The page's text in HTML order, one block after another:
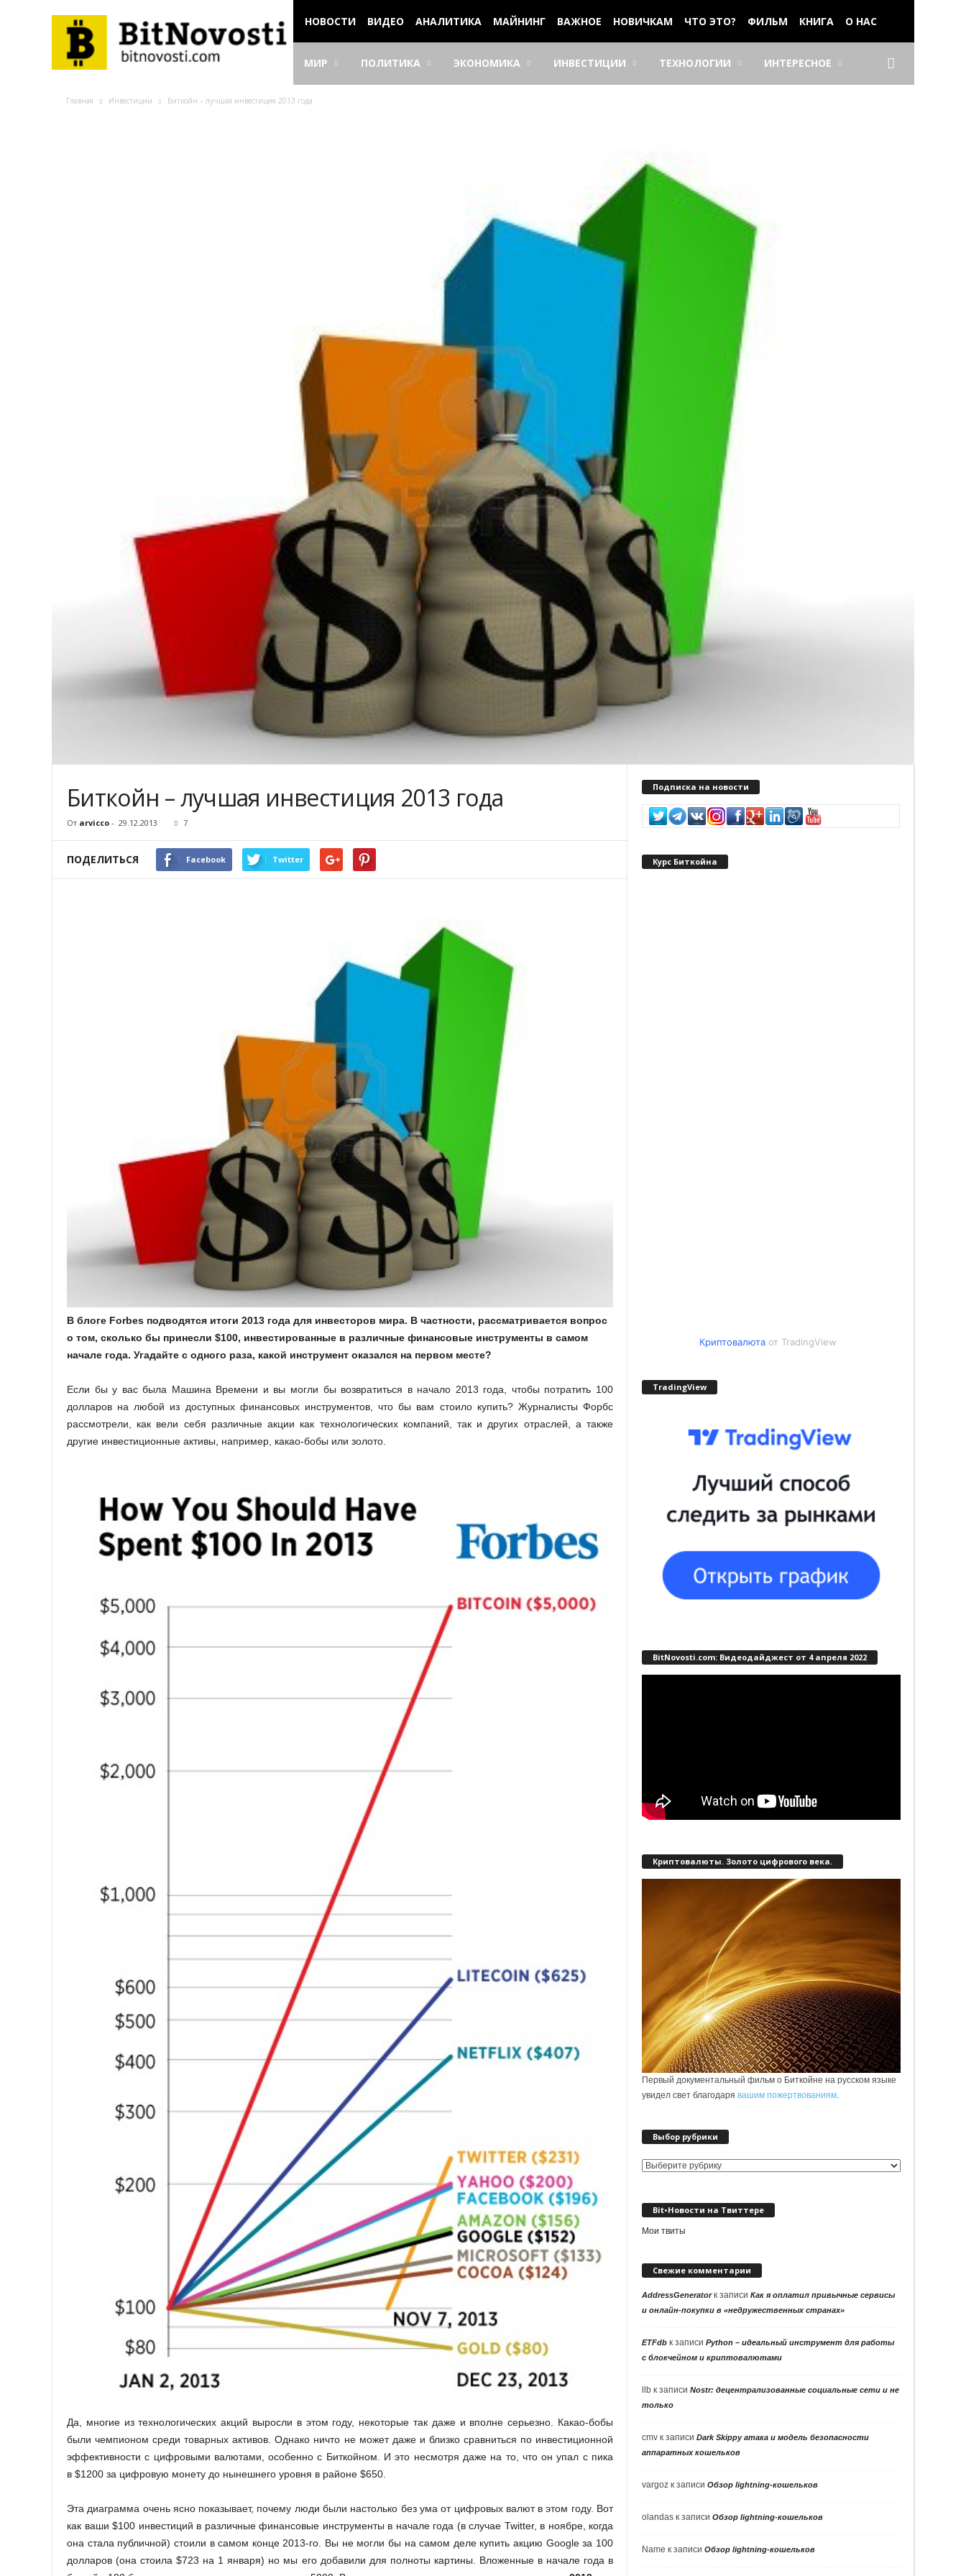
НОВОСТИ ВИДЕО АНАЛИТИКА МАЙНИНГ ВАЖНОЕ НОВИЧКАМ ЧТО ЭТО? ФИЛЬМ КНИГА О НАС
МИР ПОЛИТИКА ЭКОНОМИКА ИНВЕСТИЦИИ ТЕХНОЛОГИИ ИНТЕРЕСНОЕ
Главная Инвестиции Биткойн – лучшая инвестиция 2013 года
Биткойн – лучшая инвестиция 2013 года
От arvicco - 29.12.2013 7
ПОДЕЛИТЬСЯ Facebook Twitter
В блоге Forbes подводятся итоги 2013 года для инвесторов мира. В частности, рассматривается вопрос
о том, сколько бы принесли $100, инвестированные в различные финансовые инструменты в самом
начале года. Угадайте с одного раза, какой инструмент оказался на первом месте?
Если бы у вас была Машина Времени и вы могли бы возвратиться в начало 2013 года, чтобы потратить 100
долларов на любой из доступных финансовых инструментов, что бы вам стоило купить? Журналисты Форбс
рассмотрели, как вели себя различные акции как технологических компаний, так и других отраслей, а также
другие инвестиционные активы, например, какао-бобы или золото.
Да, многие из технологических акций выросли в этом году, некоторые так даже и вполне серьезно. Какао-бобы
были чемпионом среди товарных активов. Однако ничто не может даже и близко сравниться по инвестиционной
эффективности с цифровыми валютами, особенно с Биткойном. И это несмотря даже на то, что он упал с пика
в $1200 за цифровую монету до нынешнего уровня в районе $650.
Эта диаграмма очень ясно показывает, почему люди были настолько без ума от цифровых валют в этом году. Вот
как ваши $100 инвестиций в различные финансовые инструменты в начале года (в случае Twitter, в ноябре, когда
она стала публичной) стоили в самом конце 2013-го. Вы не могли бы на самом деле купить акцию Google за 100
долларов (она стоила $723 на 1 января) но мы его добавили для полноты картины. Вложенные в начале года в
Подписка на новости
Курс Биткойна
Криптовалютаот TradingView
TradingView
BitNovosti.com: Видеодайджест от 4 апреля 2022
Криптовалюты. Золото цифрового века.
Первый документальный фильм о Биткойне на русском языке
увидел свет благодарявашим пожертвованиям.
Выбор рубрики
Выбор
Bit•Новости на Твиттере
Мои твиты
Свежие комментарии
AddressGeneratorк записиКак я оплатил привычные сервисы
и онлайн-покупки в «недружественных странах»
ETFdb к записиPython – идеальный инструмент для работы
с блокчейном и криптовалютами
llb к записиNostr: децентрализованные социальные сети и не
только
cmv к записиDark Skippy атака и модель безопасности
аппаратных кошельков
vargoz к записиОбзор lightning-кошельков
olandas к записиОбзор lightning-кошельков
Name к записиОбзор lightning-кошельков